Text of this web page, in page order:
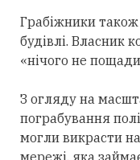
Грабіжники
будівлі. Власник
«нічого не
З огляду на
пограбування
могли викрасти
мережі, яка